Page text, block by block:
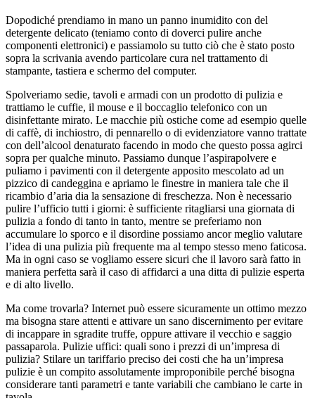
Dopodiché prendiamo in mano un panno inumidito con del
detergente delicato (teniamo conto di doverci pulire anche
componenti elettronici) e passiamolo su tutto ciò che è stato posto
sopra la scrivania avendo particolare cura nel trattamento di
stampante, tastiera e schermo del computer.
Spolveriamo sedie, tavoli e armadi con un prodotto di pulizia e
trattiamo le cuffie, il mouse e il boccaglio telefonico con un
disinfettante mirato. Le macchie più ostiche come ad esempio quelle
di caffè, di inchiostro, di pennarello o di evidenziatore vanno trattate
con dell’alcool denaturato facendo in modo che questo possa agirci
sopra per qualche minuto. Passiamo dunque l’aspirapolvere e
puliamo i pavimenti con il detergente apposito mescolato ad un
pizzico di candeggina e apriamo le finestre in maniera tale che il
ricambio d’aria dia la sensazione di freschezza. Non è necessario
pulire l’ufficio tutti i giorni: è sufficiente ritagliarsi una giornata di
pulizia a fondo di tanto in tanto, mentre se preferiamo non
accumulare lo sporco e il disordine possiamo ancor meglio valutare
l’idea di una pulizia più frequente ma al tempo stesso meno faticosa.
Ma in ogni caso se vogliamo essere sicuri che il lavoro sarà fatto in
maniera perfetta sarà il caso di affidarci a una ditta di pulizie esperta
e di alto livello.
Ma come trovarla? Internet può essere sicuramente un ottimo mezzo
ma bisogna stare attenti e attivare un sano discernimento per evitare
di incappare in sgradite truffe, oppure attivare il vecchio e saggio
passaparola. Pulizie uffici: quali sono i prezzi di un’impresa di
pulizia? Stilare un tariffario preciso dei costi che ha un’impresa
pulizie è un compito assolutamente improponibile perché bisogna
considerare tanti parametri e tante variabili che cambiano le carte in